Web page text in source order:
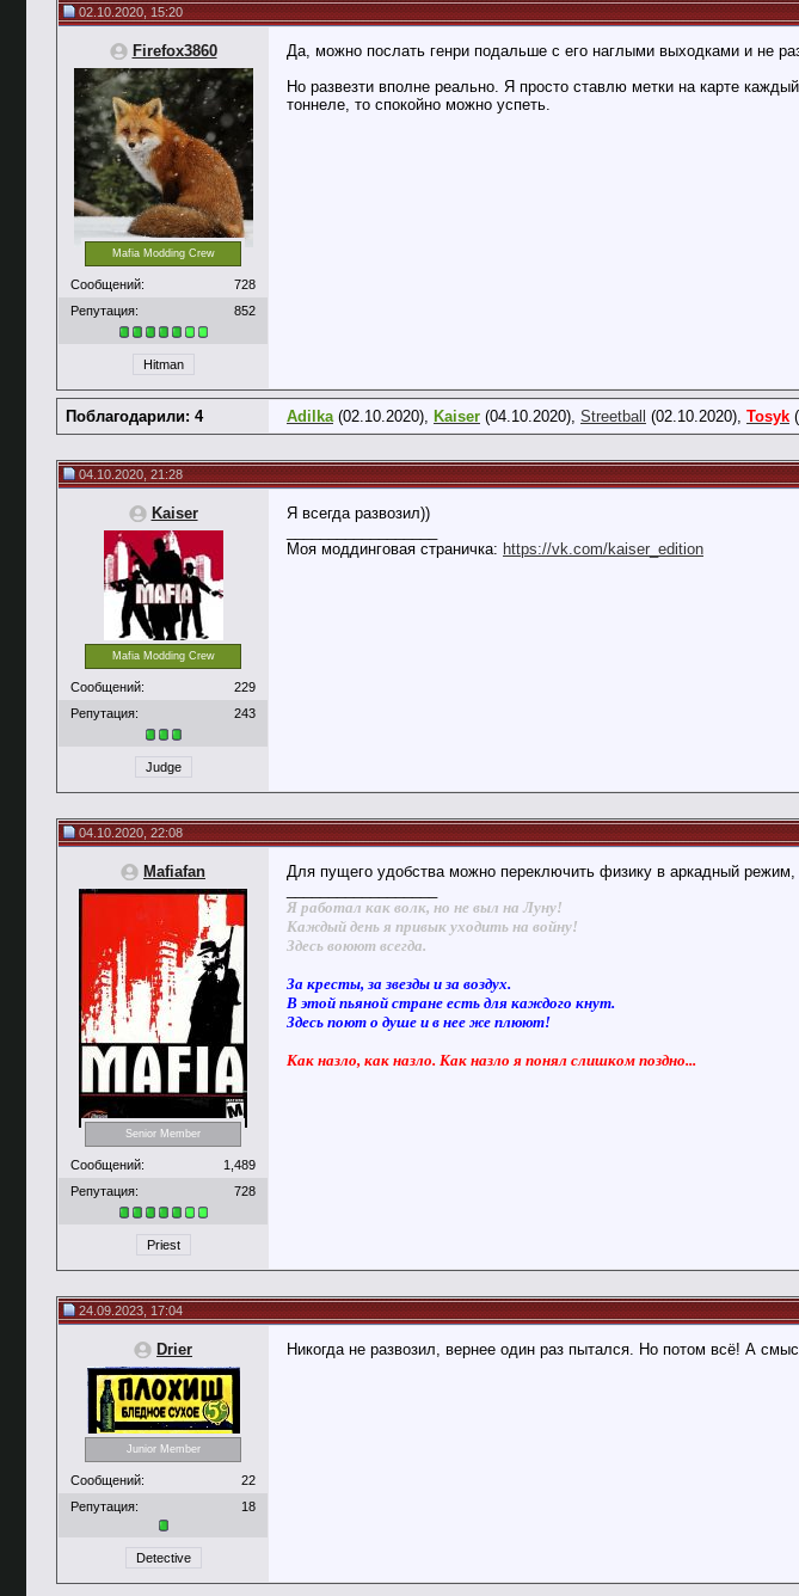
02.10.2020, 15:20
Firefox3860
Mafia Modding Crew
Сообщений:
728
Репутация:
852
Hitman
Да, можно послать генри подальше с его наглыми выходками и не
Но развезти вполне реально. Я просто ставлю метки на карте
тоннеле, то спокойно можно успеть.
Поблагодарили: 4 Adilka(02.10.2020), Kaiser (04.10.2020), Streetball (02.10.2020), Tosyk
04.10.2020, 21:28
Kaiser
Mafia Modding Crew
Сообщений:
229
Репутация:
243
Judge
Я всегда развозил))
Моя моддинговая страничка: https://vk.com/kaiser_edition
04.10.2020, 22:08
Mafiafan
Senior Member
Сообщений:
1,489
Репутация:
728
Priest
Для пущего удобства можно переключить физику в аркадный
Я работал как волк, но не выл на Луну!
Каждый день я привык уходить на войну!
Здесь воюют всегда.
За кресты, за звезды и за воздух.
В этой пьяной стране есть для каждого кнут.
Здесь поют о душе и в нее же плюют!
Как назло, как назло. Как назло я понял слишком поздно...
24.09.2023, 17:04
Drier
Junior Member
Сообщений:
22
Репутация:
18
Detective
Никогда не развозил, вернее один раз пытался. Но потом всё! А